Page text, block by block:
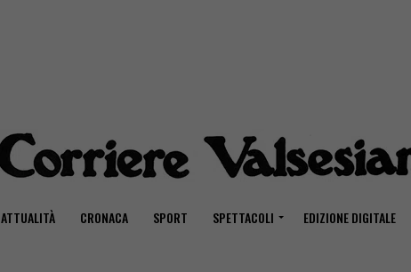
ATTUALITÀ CRONACA SPORT SPETTACOLI EDIZIONE DIGITALE